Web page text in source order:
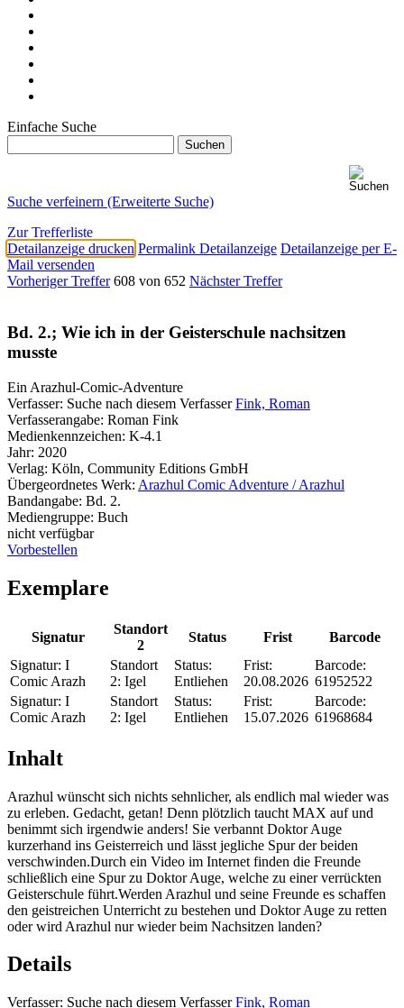
Einfache Suche
Suche verfeinern (Erweiterte Suche)
Zur Trefferliste
Detailanzeige drucken Permalink Detailanzeige Detailanzeige per E-
Mail versenden
Vorheriger Treffer 608 von 652 Nächster Treffer
Bd. 2.; Wie ich in der Geisterschule nachsitzen
musste
Ein Arazhul-Comic-Adventure
Verfasser: Suche nach diesem Verfasser Fink, Roman
Verfasserangabe: Roman Fink
Medienkennzeichen: K-4.1
Jahr: 2020
Verlag: Köln, Community Editions GmbH
Übergeordnetes Werk: Arazhul Comic Adventure / Arazhul
Bandangabe: Bd. 2.
Mediengruppe: Buch
nicht verfügbar
Vorbestellen
Exemplare
Signatur
Standort
2
Status Frist
Barcode
Signatur: I
Comic Arazh
Standort
2: Igel
Status:
Entliehen
Frist:
20.08.2026
Barcode:
61952522
Signatur: I
Comic Arazh
Standort
2: Igel
Status:
Entliehen
Frist:
15.07.2026
Barcode:
61968684
Inhalt
Arazhul wünscht sich nichts sehnlicher, als endlich mal wieder was
zu erleben. Gedacht, getan! Denn plötzlich taucht MAX auf und
benimmt sich irgendwie anders! Sie verbannt Doktor Auge
kurzerhand ins Geisterreich und lässt jegliche Spur der beiden
verschwinden.Durch ein Video im Internet finden die Freunde
schließlich eine Spur zu Doktor Auge, welche zu einer verrückten
Geisterschule führt.Werden Arazhul und seine Freunde es schaffen
den geistreichen Unterricht zu bestehen und Doktor Auge zu retten
oder wird Arazhul nur wieder beim Nachsitzen landen?
Details
Verfasser: Suche nach diesem Verfasser Fink, Roman